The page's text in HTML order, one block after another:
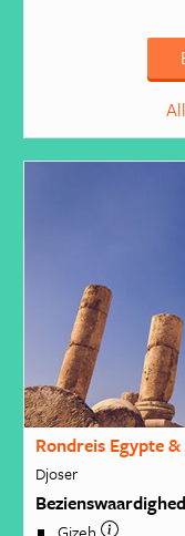
Rondreis Egypte
Djoser
Gizeh